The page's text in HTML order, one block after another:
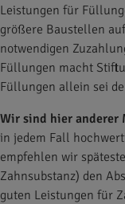
Leistungen für
größere Baustellen
notwendigen
Füllungen macht
Füllungen allein sei
Wir sind hier anderer
in jedem Fall
empfehlen wir
Zahnsubstanz) den
guten Leistungen für